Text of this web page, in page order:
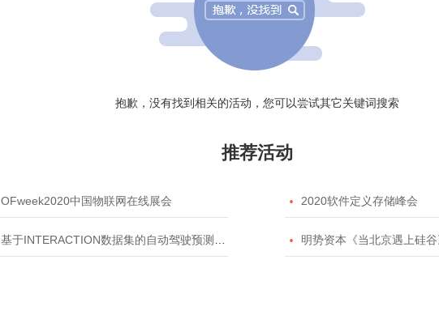
抱歉，没有找到相关的活动，您可以尝试其它关键词搜索
推荐活动
OFweek2020中国物联网在线展会  2020软件定义存储峰会
基于INTERACTION数据集的自动驾驶预测模型挑战赛  明势资本《当北京遇上硅谷》系列